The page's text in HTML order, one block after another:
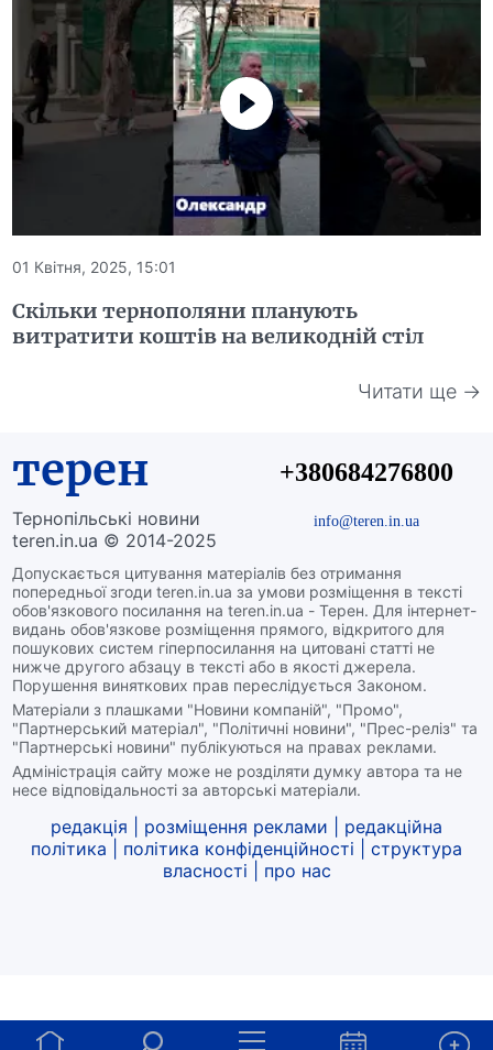
01 Квітня, 2025, 15:01
Скільки тернополяни планують
витратити коштів на великодній стіл
Читати ще →
терен
Тернопільські новини
teren.in.ua © 2014-2025
Допускається цитування матеріалів без отримання
попередньої згоди teren.in.ua за умови розміщення в тексті
обов'язкового посилання на teren.in.ua - Терен. Для інтернет-
видань обов'язкове розміщення прямого, відкритого для
пошукових систем гіперпосилання на цитовані статті не
нижче другого абзацу в тексті або в якості джерела.
Порушення виняткових прав переслідується Законом.
Матеріали з плашками "Новини компаній", "Промо",
"Партнерський матеріал", "Політичні новини", "Прес-реліз" та
"Партнерські новини" публікуються на правах реклами.
Адміністрація сайту може не розділяти думку автора та не
несе відповідальності за авторські матеріали.
+380684276800
info@teren.in.ua
редакція розміщення реклами
редакційна
політика
політика конфіденційності
структура
власності
про нас